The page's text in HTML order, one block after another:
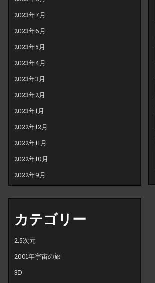
2023年7月
2023年6月
2023年5月
2023年4月
2023年3月
2023年2月
2023年1月
2022年12月
2022年11月
2022年10月
2022年9月
カテゴリー
2.5次元
2001年宇宙の旅
3D